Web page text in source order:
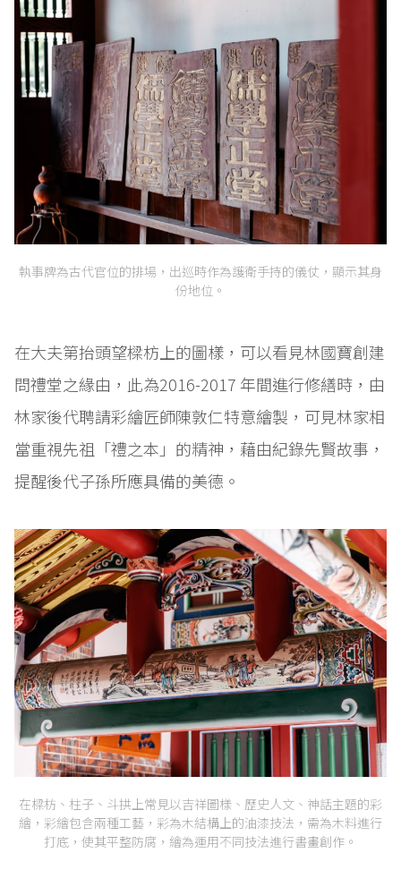
執事牌為古代官位的排場，出巡時作為護衛手持的儀仗，顯示其身
份地位。
在大夫第抬頭望樑枋上的圖樣，可以看見林國寶創建
問禮堂之緣由，此為2016-2017 年間進行修繕時，由
林家後代聘請彩繪匠師陳敦仁特意繪製，可見林家相
當重視先祖「禮之本」的精神，藉由紀錄先賢故事，
提醒後代子孫所應具備的美德。
在樑枋、柱子、斗拱上常見以吉祥圖樣、歷史人文、神話主題的彩
繪，彩繪包含兩種工藝，彩為木結構上的油漆技法，需為木料進行
打底，使其平整防腐，繪為運用不同技法進行書畫創作。